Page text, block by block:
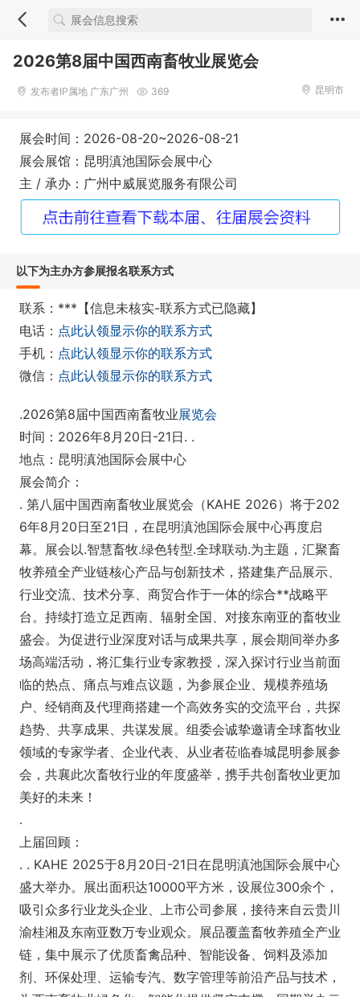
2026第8届中国西南畜牧业展览会
发布者IP属地 广东广州 369 昆明市
展会时间：2026-08-20~2026-08-21
展会展馆：昆明滇池国际会展中心
主 / 承办：广州中威展览服务有限公司
以下为主办方参展报名联系方式
联系：***【信息未核实-联系方式已隐藏】
电话： 点此认领显示你的联系方式
手机： 点此认领显示你的联系方式
微信： 点此认领显示你的联系方式
.2026第8届中国西南畜牧业展览会
时间：2026年8月20日-21日. .
地点：昆明滇池国际会展中心
展会简介：
. 第八届中国西南畜牧业展览会（KAHE 2026）将于202
6年8月20日至21日，在昆明滇池国际会展中心再度启
幕。展会以.智慧畜牧.绿色转型.全球联动.为主题，汇聚畜
牧养殖全产业链核心产品与创新技术，搭建集产品展示、
行业交流、技术分享、商贸合作于一体的综合**战略平
台。持续打造立足西南、辐射全国、对接东南亚的畜牧业
盛会。为促进行业深度对话与成果共享，展会期间举办多
场高端活动，将汇集行业专家教授，深入探讨行业当前面
临的热点、痛点与难点议题，为参展企业、规模养殖场
户、经销商及代理商搭建一个高效务实的交流平台，共探
趋势、共享成果、共谋发展。组委会诚挚邀请全球畜牧业
领域的专家学者、企业代表、从业者莅临春城昆明参展参
会，共襄此次畜牧行业的年度盛举，携手共创畜牧业更加
美好的未来！
.
上届回顾：
. . KAHE 2025于8月20日-21日在昆明滇池国际会展中心
盛大举办。展出面积达10000平方米，设展位300余个，
吸引众多行业龙头企业、上市公司参展，接待来自云贵川
渝桂湘及东南亚数万专业观众。展品覆盖畜牧养殖全产业
链，集中展示了优质畜禽品种、智能设备、饲料及添加
剂、环保处理、运输专汽、数字管理等前沿产品与技术，